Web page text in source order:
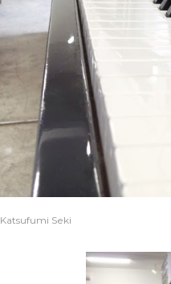
Katsufumi Seki